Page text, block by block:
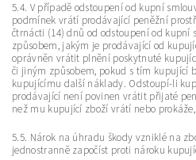
5.4. V případě odstoupení od kupní
podmínek vrátí prodávající peněžní
čtrnácti (14) dnů od odstoupení od
způsobem, jakým je prodávající od
oprávněn vrátit plnění poskytnuté
či jiným způsobem, pokud s tím kupující
kupujícímu další náklady. Odstoupí-li
prodávající není povinen vrátit přijaté
než mu kupující zboží vrátí nebo
5.5. Nárok na úhradu škody vzniklé na
jednostranně započíst proti nároku